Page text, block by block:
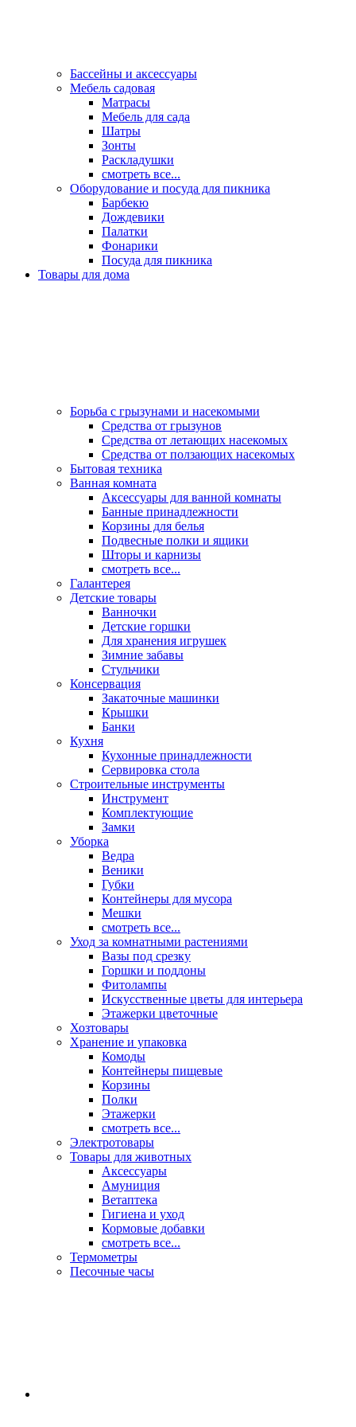
Бассейны и аксессуары
Мебель садовая
Матрасы
Мебель для сада
Шатры
Зонты
Раскладушки
смотреть все...
Оборудование и посуда для пикника
Барбекю
Дождевики
Палатки
Фонарики
Посуда для пикника
Товары для дома
Борьба с грызунами и насекомыми
Средства от грызунов
Средства от летающих насекомых
Средства от ползающих насекомых
Бытовая техника
Ванная комната
Аксессуары для ванной комнаты
Банные принадлежности
Корзины для белья
Подвесные полки и ящики
Шторы и карнизы
смотреть все...
Галантерея
Детские товары
Ванночки
Детские горшки
Для хранения игрушек
Зимние забавы
Стульчики
Консервация
Закаточные машинки
Крышки
Банки
Кухня
Кухонные принадлежности
Сервировка стола
Строительные инструменты
Инструмент
Комплектующие
Замки
Уборка
Ведра
Веники
Губки
Контейнеры для мусора
Мешки
смотреть все...
Уход за комнатными растениями
Вазы под срезку
Горшки и поддоны
Фитолампы
Искусственные цветы для интерьера
Этажерки цветочные
Хозтовары
Хранение и упаковка
Комоды
Контейнеры пищевые
Корзины
Полки
Этажерки
смотреть все...
Электротовары
Товары для животных
Аксессуары
Амуниция
Ветаптека
Гигиена и уход
Кормовые добавки
смотреть все...
Термометры
Песочные часы